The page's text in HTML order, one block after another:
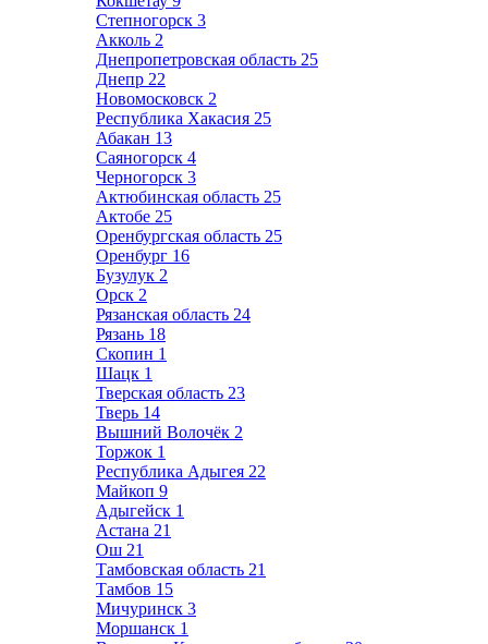
Степногорск 3
Акколь 2
Днепропетровская область 25
Днепр 22
Новомосковск 2
Республика Хакасия 25
Абакан 13
Саяногорск 4
Черногорск 3
Актюбинская область 25
Актобе 25
Оренбургская область 25
Оренбург 16
Бузулук 2
Орск 2
Рязанская область 24
Рязань 18
Скопин 1
Шацк 1
Тверская область 23
Тверь 14
Вышний Волочёк 2
Торжок 1
Республика Адыгея 22
Майкоп 9
Адыгейск 1
Астана 21
Ош 21
Тамбовская область 21
Тамбов 15
Мичуринск 3
Моршанск 1